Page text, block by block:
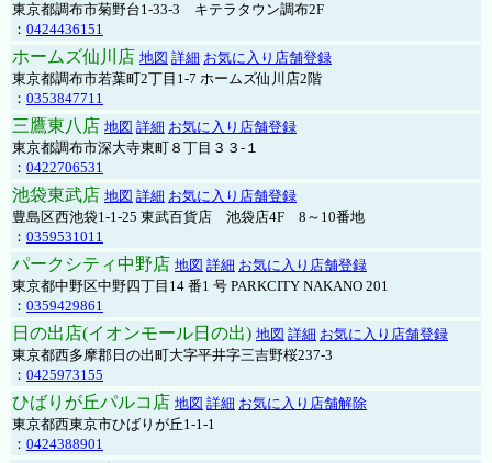
東京都調布市菊野台1-33-3 キテラタウン調布2F
： 0424436151
ホームズ仙川店 地図 詳細 お気に入り店舗登録
東京都調布市若葉町2丁目1-7 ホームズ仙川店2階
： 0353847711
三鷹東八店 地図 詳細 お気に入り店舗登録
東京都調布市深大寺東町８丁目３３-１
： 0422706531
池袋東武店 地図 詳細 お気に入り店舗登録
豊島区西池袋1-1-25 東武百貨店 池袋店4F 8～10番地
： 0359531011
パークシティ中野店 地図 詳細 お気に入り店舗登録
東京都中野区中野四丁目14 番1 号 PARKCITY NAKANO 201
： 0359429861
日の出店(イオンモール日の出) 地図 詳細 お気に入り店舗登録
東京都西多摩郡日の出町大字平井字三吉野桜237-3
： 0425973155
ひばりが丘パルコ店 地図 詳細 お気に入り店舗解除
東京都西東京市ひばりが丘1-1-1
： 0424388901